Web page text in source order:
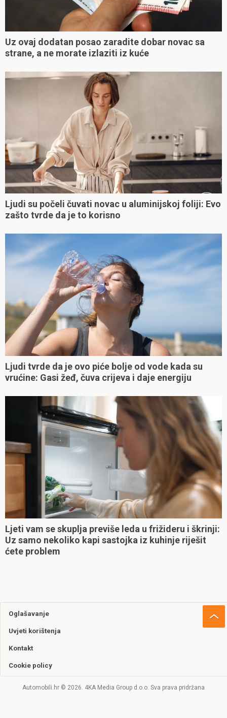
Uz ovaj dodatan posao zaradite dobar novac sa
strane, a ne morate izlaziti iz kuće
Ljudi su počeli čuvati novac u aluminijskoj foliji: Evo
zašto tvrde da je to korisno
Ljudi tvrde da je ovo piće bolje od vode kada su
vrućine: Gasi žeđ, čuva crijeva i daje energiju
Ljeti vam se skuplja previše leda u frižideru i škrinji:
Uz samo nekoliko kapi sastojka iz kuhinje riješit
ćete problem
Oglašavanje
Uvjeti korištenja
Kontakt
Cookie policy
Automobili.hr © 2026. 4KA Media Group d.o.o. Sva prava pridržana